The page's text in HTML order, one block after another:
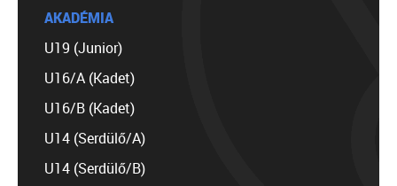
AKADÉMIA
U19 (Junior)
U16/A (Kadet)
U16/B (Kadet)
U14 (Serdülő/A)
U14 (Serdülő/B)